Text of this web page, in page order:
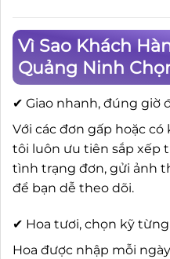
Vì Sao Khách
Quảng Ninh
✔ Giao nhanh, đúng giờ
Với các đơn gấp hoặc
tôi luôn ưu tiên sắp xếp
tình trạng đơn, gửi ảnh
để bạn dễ theo dõi.
✔ Hoa tươi, chọn kỹ
Hoa được nhập mỗi